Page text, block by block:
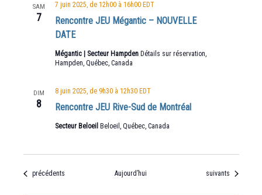
SAM
7
Rencontre JEU Mégantic – NOUVELLE
DATE
7 juin 2025, de 12h00à 16h00 EDT
Mégantic | Secteur Hampden Détails sur réservation,
Hampden, Québec, Canada
DIM
8 Rencontre JEU Rive-Sud de Montréal
8 juin 2025, de 9h30à 12h30 EDT
Secteur Beloeil Beloeil, Québec, Canada
Évènements
précédents Aujourd’hui Évènements
suivants